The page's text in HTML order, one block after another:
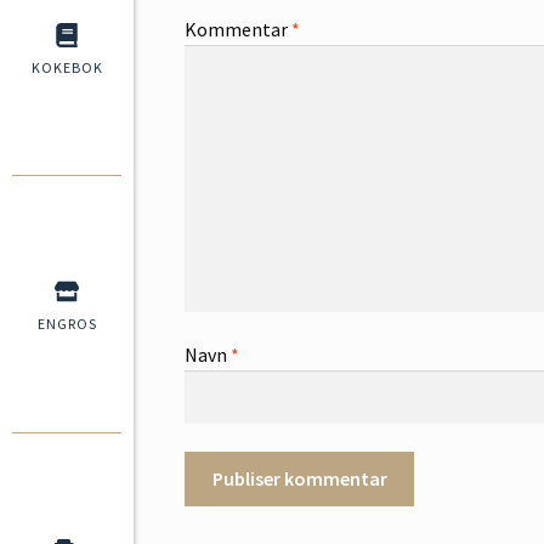
KOKEBOK
ENGROS
Kommentar *
Navn *